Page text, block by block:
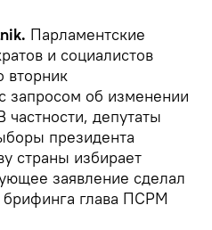
Парламентские
и социалистов
вторник
запросом об изменении
депутаты
президента
страны избирает
заявление сделал
брифинга глава ПСРМ